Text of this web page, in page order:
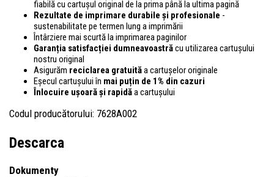
fiabilă cu cartușul original de la prima până la ultima pagină
Rezultate de imprimare durabile și profesionale -
sustenabilitate pe termen lung a imprimării
Întârziere mai scurtă la imprimarea paginilor
Garanția satisfacției dumneavoastrăcu utilizarea cartușului
nostru original
Asigurăm reciclarea gratuităa cartușelor originale
Eșecul cartușului în mai puțin de 1% din cazuri
Înlocuire ușoară și rapidăa cartușului
Codul producătorului: 7628A002
Descarca
Dokumenty